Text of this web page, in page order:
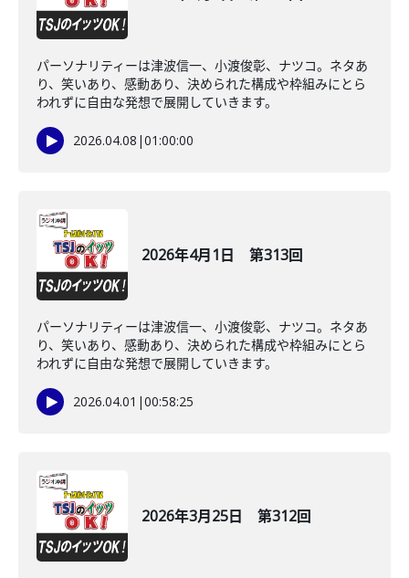
パーソナリティーは津波信一、小渡俊彰、ナツコ。ネタあ
り、笑いあり、感動あり、決められた構成や枠組みにとら
われずに自由な発想で展開していきます。
2026.04.08 |01:00:00
2026年4月1日 第313回
パーソナリティーは津波信一、小渡俊彰、ナツコ。ネタあ
り、笑いあり、感動あり、決められた構成や枠組みにとら
われずに自由な発想で展開していきます。
2026.04.01 |00:58:25
2026年3月25日 第312回